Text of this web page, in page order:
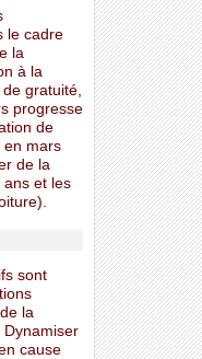
le cadre
la
à la
gratuité,
progresse
de
en mars
de la
ans et les
sont
la
cause